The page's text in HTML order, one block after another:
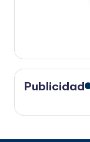
Publicidad